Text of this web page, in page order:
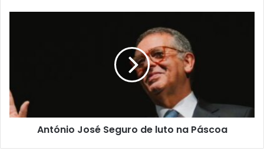
António José Seguro de luto na Páscoa